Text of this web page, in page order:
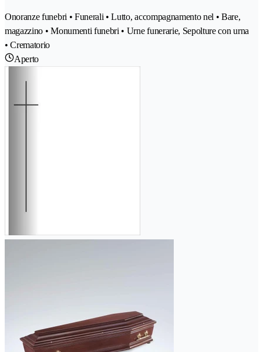
Onoranze funebri • Funerali • Lutto, accompagnamento nel • Bare,
magazzino • Monumenti funebri • Urne funerarie, Sepolture con urna
• Crematorio
Aperto